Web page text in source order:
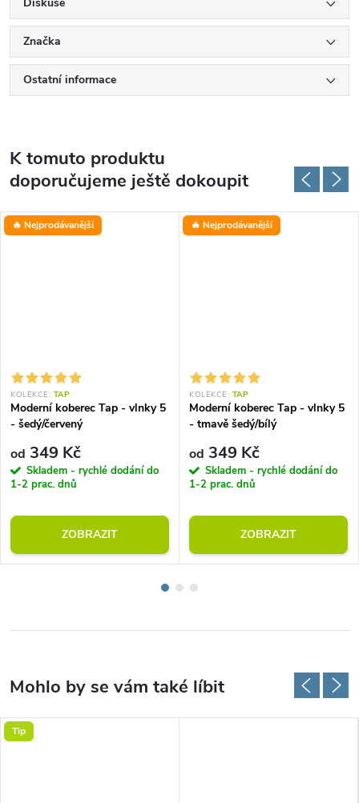
Značka
Ostatní informace
K tomuto produktu
doporučujeme ještě dokoupit
🔥 Nejprodávanější
KOLEKCE: TAP
Moderní koberec Tap - vlnky 5
- šedý/červený
od 349 Kč
Skladem - rychlé dodání do
1-2 prac. dnů
ZOBRAZIT
🔥 Nejprodávanější
KOLEKCE: TAP
Moderní koberec Tap - vlnky 5
- tmavě šedý/bílý
od 349 Kč
Skladem - rychlé dodání do
1-2 prac. dnů
ZOBRAZIT
Tip